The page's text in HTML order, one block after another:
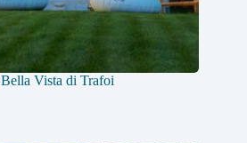
Vista di Trafoi